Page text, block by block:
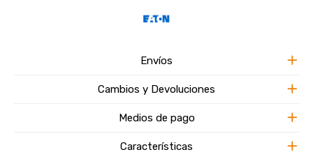
Envíos
Cambios y Devoluciones
Medios de pago
Características